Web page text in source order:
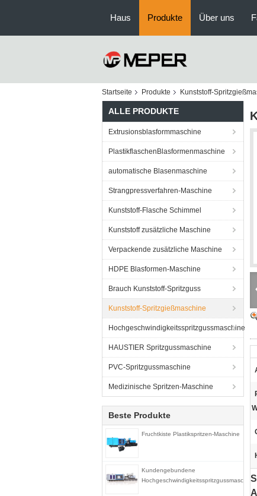
Haus Produkte Über uns
Startseite Produkte Kunststoff-
ALLE PRODUKTE
Extrusionsblasformmaschine
PlastikflaschenBlasformenmaschine
automatische Blasenmaschine
Strangpressverfahren-Maschine
Kunststoff-Flasche Schimmel
Kunststoff zusätzliche Maschine
Verpackende zusätzliche Maschine
HDPE Blasformen-Maschine
Brauch Kunststoff-Spritzguss
Kunststoff-Spritzgießmaschine
Hochgeschwindigkeitsspritzgussmaschine
HAUSTIER Spritzgussmaschine
PVC-Spritzgussmaschine
Medizinische Spritzen-Maschine
Beste Produkte
Fruchtkiste Plastikspritzen-Maschine
Kundengebundene
Hochgeschwindigkeitsspritzgussmaschine